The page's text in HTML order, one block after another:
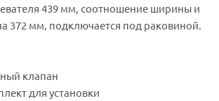
439 мм, соотношение ширины и
372 мм, подключается под раковиной.
клапан
для установки